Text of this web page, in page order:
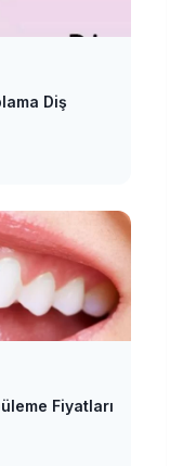
Diş
Fiyatları